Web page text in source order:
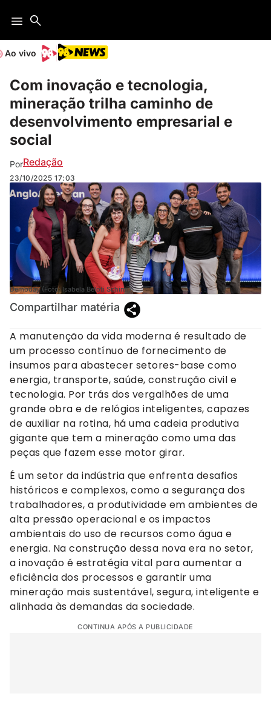
Ao vivo
Com inovação e tecnologia,
mineração trilha caminho de
desenvolvimento empresarial e
social
PorRedação
23/10/2025 17:03
Demoday (Foto: Isabela Beloti Schirm)
Compartilhar matéria
A manutenção da vida moderna é resultado de
um processo contínuo de fornecimento de
insumos para abastecer setores-base como
energia, transporte, saúde, construção civil e
tecnologia. Por trás dos vergalhões de uma
grande obra e de relógios inteligentes, capazes
de auxiliar na rotina, há uma cadeia produtiva
gigante que tem a mineração como uma das
peças que fazem esse motor girar.
É um setor da indústria que enfrenta desafios
históricos e complexos, como a segurança dos
trabalhadores, a produtividade em ambientes de
alta pressão operacional e os impactos
ambientais do uso de recursos como água e
energia. Na construção dessa nova era no setor,
a inovação é estratégia vital para aumentar a
eficiência dos processos e garantir uma
mineração mais sustentável, segura, inteligente e
alinhada às demandas da sociedade.
CONTINUA APÓS A PUBLICIDADE